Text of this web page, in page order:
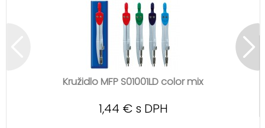
Kružidlo MFP S01001LD color mix
1,44 € s DPH